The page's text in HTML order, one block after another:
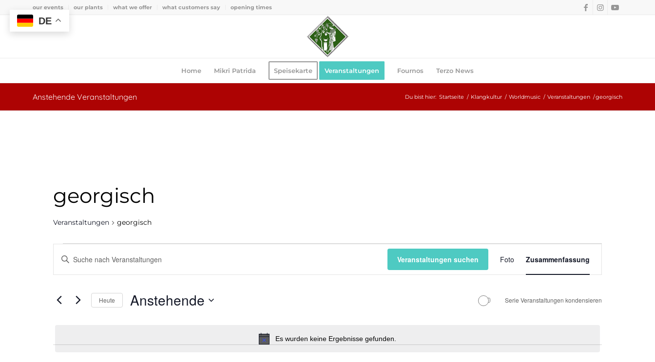
our events our plants what we offer what customers say opening times
Home Mikri Patrida Speisekarte Veranstaltungen Fournos Terzo News
Anstehende Veranstaltungen Du bist hier: Startseite / Klangkultur / Worldmusic / Veranstaltungen /georgisch
georgisch
Veranstaltungen georgisch
Hinweis
Es wurden keine Ergebnisse gefunden.
Veranstaltungen
Suche
und
Ansichten,
Navigation
Bitte
Suche
nach
Veranstaltungen suchen
Ansichten-
Foto Zusammenfassung
Heute Anstehende Serie Veranstaltungen kondensieren
DE